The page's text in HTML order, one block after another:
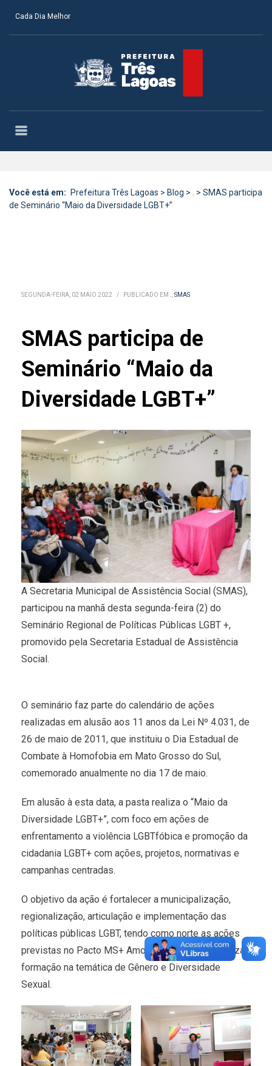
Cada Dia Melhor
Você está em: Prefeitura Três Lagoas > Blog > . > SMAS participa
de Seminário “Maio da Diversidade LGBT+”
SEGUNDA-FEIRA, 02 MAIO 2022 / PUBLICADO EM .,SMAS
SMAS participa de
Seminário “Maio da
Diversidade LGBT+”
A Secretaria Municipal de Assistência Social (SMAS),
participou na manhã desta segunda-feira (2) do
Seminário Regional de Políticas Públicas LGBT +,
promovido pela Secretaria Estadual de Assistência
Social.
O seminário faz parte do calendário de ações
realizadas em alusão aos 11 anos da Lei Nº 4.031, de
26 de maio de 2011, que instituiu o Dia Estadual de
Combate à Homofobia em Mato Grosso do Sul,
comemorado anualmente no dia 17 de maio.
Em alusão à esta data, a pasta realiza o “Maio da
Diversidade LGBT+”, com foco em ações de
enfrentamento a violência LGBTfóbica e promoção da
cidadania LGBT+ com ações, projetos, normativas e
campanhas centradas.
O objetivo da ação é fortalecer a municipalização,
regionalização, articulação e implementação das
políticas públicas LGBT, tendo como norte as ações
previstas no Pacto MS+ Amor, bem como oportunizar
formação na temática de Gênero e Diversidade
Sexual.